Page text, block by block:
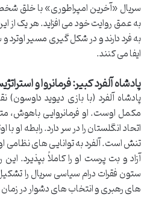
سریال «آخرین امپراطوری» با خلق
به عمق روایت خود می افزاید. هر یک
به فرد دارند و در شکل گیری مسیر
ایفا می کنند.
پادشاه آلفرد کبیر: فرمانروا و
پادشاه آلفرد (با بازی دیوید
مکمل اوست. او فرمانروایی باهوش،
اتحاد انگلستان را در سر دارد. رابطه او
تنش است. آلفرد به توانایی های نظامی
آزاد و بت پرست او را کاملاً بپذیرد.
ستون فقرات درام سیاسی سریال را
های رهبری و انتخاب های دشوار در